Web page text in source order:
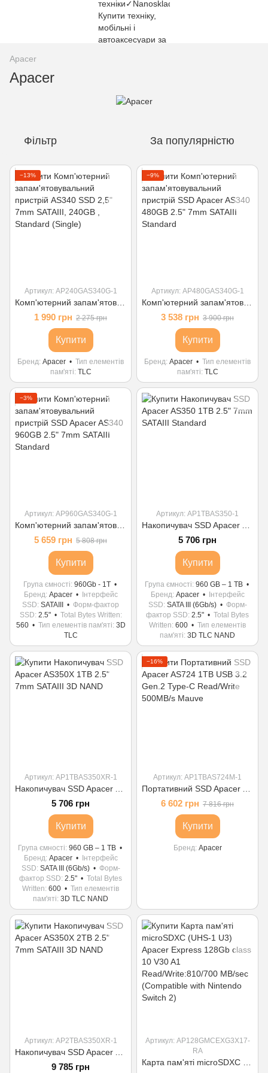
Apacer
Apacer
Фільтр За популярністю
−13%
Артикул: AP240GAS340G-1
Комп'ютерний запам'ятовувальний пристрій AS340 SSD 2,5" 7mm SATAIII, 240GB , Standard (Single)
1 990 грн 2 275 грн
Купити
Бренд Apacer
Тип елементів
пам'яті TLC
−9%
Артикул: AP480GAS340G-1
Комп'ютерний запам'ятовувальний пристрій SSD Apacer AS340 480GB 2.5" 7mm SATAIII Standard
3 538 грн 3 900 грн
Купити
Бренд Apacer
Тип елементів
пам'яті TLC
−3%
Артикул: AP960GAS340G-1
Комп'ютерний запам'ятовувальний пристрій SSD Apacer AS340 960GB 2.5" 7mm SATAIII Standard
5 659 грн 5 808 грн
Купити
Група ємності 960Gb - 1T
Бренд Apacer
Інтерфейс
SSD SATAIII
Форм-фактор
SSD 2.5"
Total Bytes Written
560
Тип елементів пам'яті 3D
TLC
Артикул: AP1TBAS350-1
Накопичувач SSD Apacer AS350 1TB 2.5" 7mm SATAIII Standard
5 706 грн
Купити
Група ємності 960 GB – 1 TB
Бренд Apacer
Інтерфейс
SSD SATA III (6Gb/s)
Форм-
фактор SSD 2.5"
Total Bytes
Written 600
Тип елементів
пам'яті 3D TLC NAND
Артикул: AP1TBAS350XR-1
Накопичувач SSD Apacer AS350X 1TB 2.5" 7mm SATAIII 3D NAND
5 706 грн
Купити
Група ємності 960 GB – 1 TB
Бренд Apacer
Інтерфейс
SSD SATA III (6Gb/s)
Форм-
фактор SSD 2.5"
Total Bytes
Written 600
Тип елементів
пам'яті 3D TLC NAND
−16%
Артикул: AP1TBAS724M-1
Портативний SSD Apacer AS724 1TB USB 3.2 Gen.2 Type-C Read/Write 500MB/s Mauve
6 602 грн 7 816 грн
Купити
Бренд Apacer
Артикул: AP2TBAS350XR-1
Накопичувач SSD Apacer AS350X 2TB 2.5" 7mm SATAIII 3D NAND
9 785 грн
Артикул: AP128GMCEXG3X17-
RA
Карта пам'яті microSDXC (UHS-1 U3) Apacer Express 128Gb class 10 V30 A1 Read/Write:810/700 MB/sec (Compatible with Nintendo Switch 2)